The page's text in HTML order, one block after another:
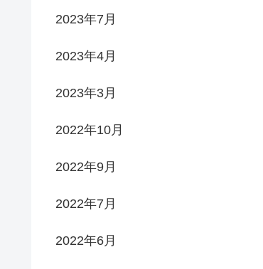
2023年7月
2023年4月
2023年3月
2022年10月
2022年9月
2022年7月
2022年6月